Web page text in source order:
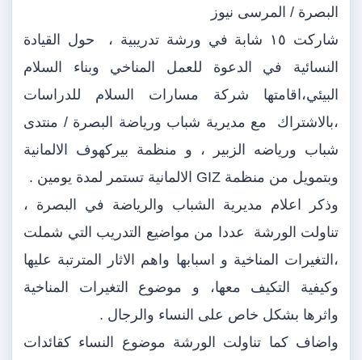
البصرة / المرسى نيوز
شاركت ١٥ شابة في ورشة تدريبية ، حول القيادة
النسائية في الدعوة للعمل المناخي وبناء السلام
البيئي،اقامتها شركة مسارات السلام للدراسات
،بالاشتراك مع مديرية شباب ورياضة البصرة / منتدى
شباب ورياضه الزبير ، و منظمة بيركهوف الالمانية
وبتمويل من منظمة GIZ الالمانية تستمر لمدة يومين .
وذكر اعلام مديرية الشباب والرياضة في البصرة ،
تناولت الورشة عددا من مواضيع التدريب التي شملت
،التغيرات المناخية و اسبابها واهم الاثار المترتبة عليها
وكيفية التكيف معها، و موضوع التغيرات المناخية
واثرها بشكل خاص على النساء والرجال .
واضاف كما تناولت الورشة موضوع النساء كقائدات